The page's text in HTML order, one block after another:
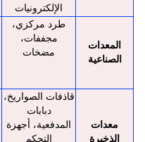
الإلكترونيات
المعدات
الصناعية
طرد مركزي،
مجففات،
مضخات
معدات
الذخيرة
قاذفات الصواريخ،
دبابات
المدفعية، أجهزة
التحكم